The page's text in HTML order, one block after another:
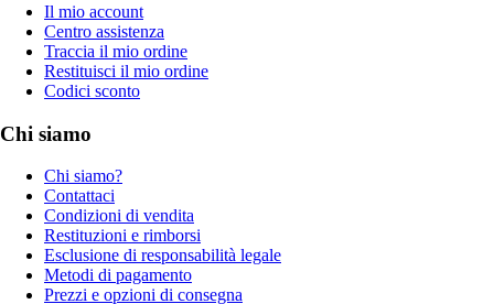
Il mio account
Centro assistenza
Traccia il mio ordine
Restituisci il mio ordine
Codici sconto
Chi siamo
Chi siamo?
Contattaci
Condizioni di vendita
Restituzioni e rimborsi
Esclusione di responsabilità legale
Metodi di pagamento
Prezzi e opzioni di consegna